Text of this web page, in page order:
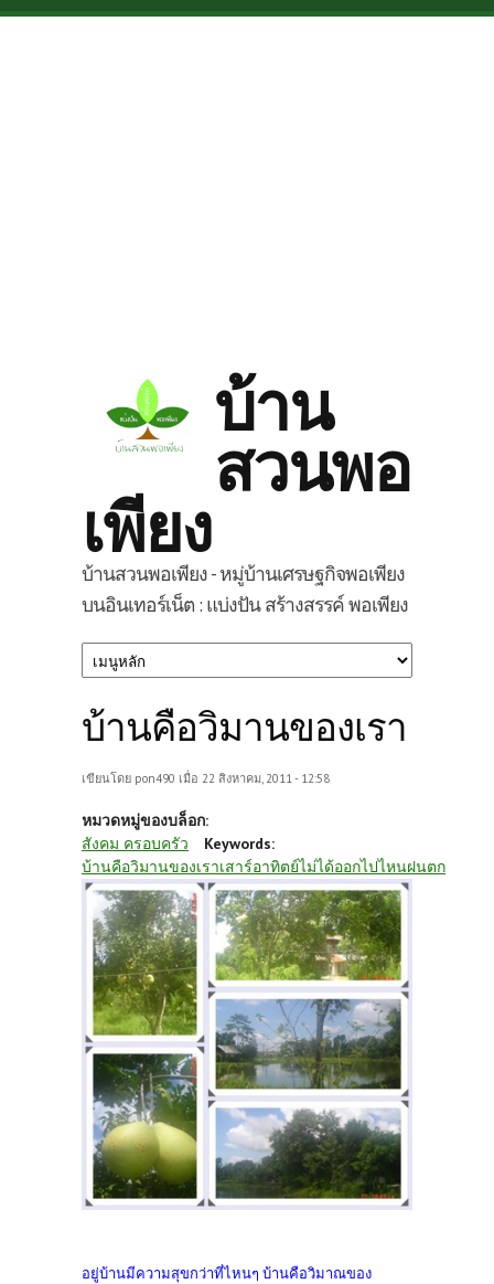
Skip to main content
บ้าน
สวนพอ
เพียง
บ้านสวนพอเพียง - หมู่บ้านเศรษฐกิจพอเพียง
บนอินเทอร์เน็ต : แบ่งปัน สร้างสรรค์ พอเพียง
บ้านคือวิมานของเรา
เขียนโดย pon490 เมื่อ 22 สิงหาคม, 2011 - 12:58
หมวดหมู่ของบล็อก:
สังคม ครอบครัว
Keywords:
บ้านคือวิมานของเราเสาร์อาทิตย์ไม่ได้ออกไปไหนฝนตก
อยู่บ้านมีความสุขกว่าที่ไหนๆ บ้านคือวิมาณของ